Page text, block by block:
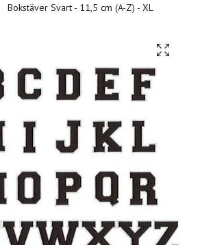
Bokstäver Svart - 11,5 cm (A-Z) - XL